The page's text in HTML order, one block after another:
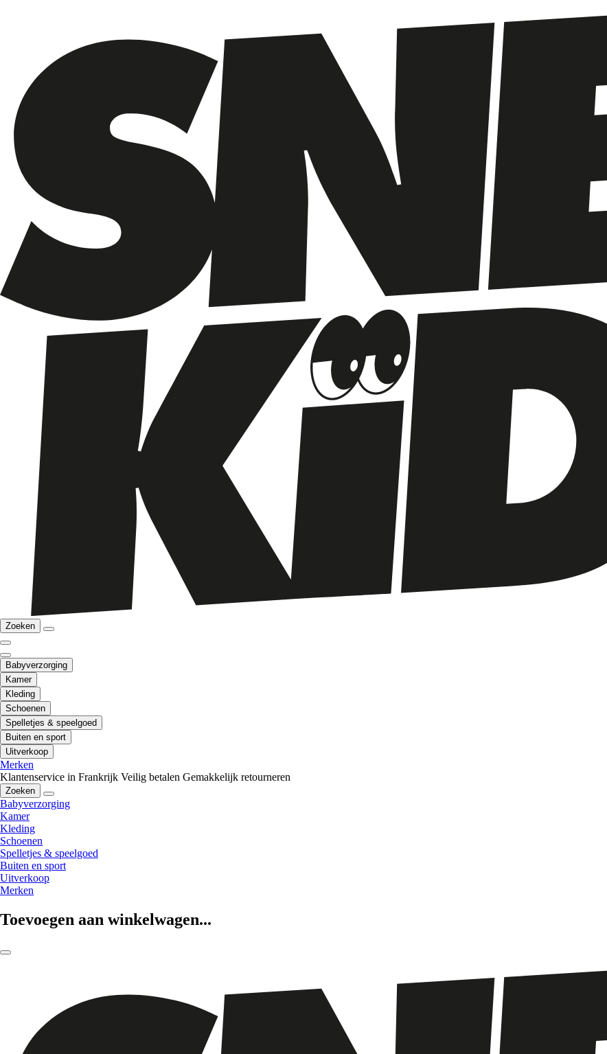
Zoeken
Babyverzorging
Kamer
Kleding
Schoenen
Spelletjes & speelgoed
Buiten en sport
Uitverkoop
Merken
Klantenservice in Frankrijk Veilig betalen Gemakkelijk retourneren
Zoeken
Babyverzorging
Kamer
Kleding
Schoenen
Spelletjes & speelgoed
Buiten en sport
Uitverkoop
Merken
Toevoegen aan winkelwagen...